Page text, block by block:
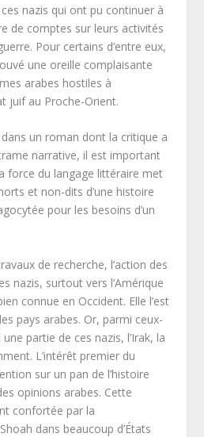
nazis qui ont pu continuer à
de comptes sur leurs activités
Pour certains d’entre eux,
une oreille complaisante
arabes hostiles à
juif au Proche-Orient.
un roman dont la critique a
narrative, il est important
force du langage littéraire met
et non-dits d’une histoire
pour les besoins d’un
de recherche, l’action des
nazis, surtout vers l’Amérique
connue en Occident. Elle l’est
pays arabes. Or, parmi ceux-
partie de ces nazis, l’Irak, la
L’intérêt premier du
sur un pan de l’histoire
opinions arabes. Cette
confortée par la
dans beaucoup d’États